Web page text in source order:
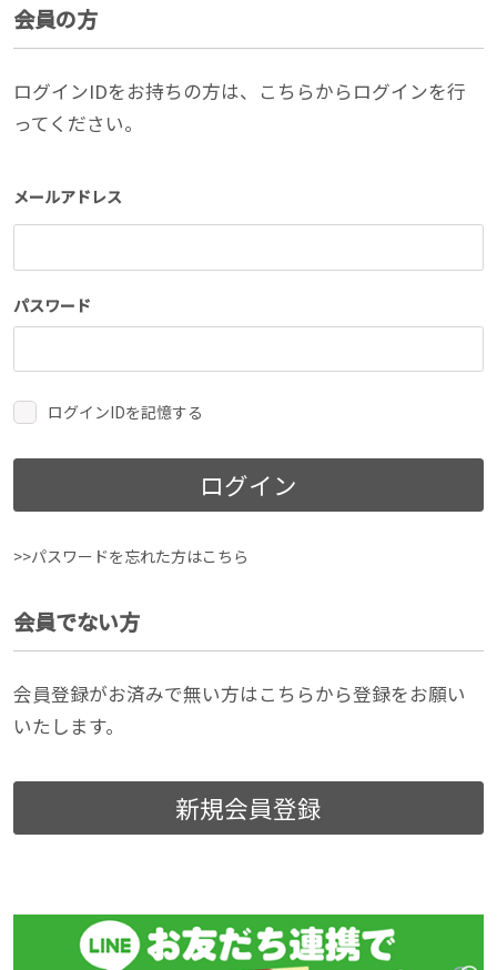
会員の方
ログインIDをお持ちの方は、こちらからログインを行
ってください。
メールアドレス
パスワード
ログインIDを記憶する
ログイン
>>パスワードを忘れた方はこちら
会員でない方
会員登録がお済みで無い方はこちらから登録をお願い
いたします。
新規会員登録